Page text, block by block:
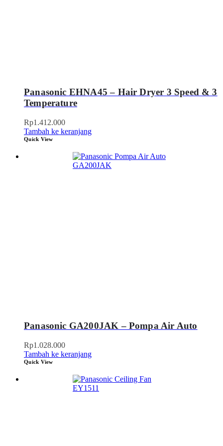
Panasonic EHNA45 – Hair Dryer 3 Speed & 3
Temperature
Rp1.412.000
Tambah ke keranjang
Quick View
Panasonic GA200JAK – Pompa Air Auto
Rp1.028.000
Tambah ke keranjang
Quick View